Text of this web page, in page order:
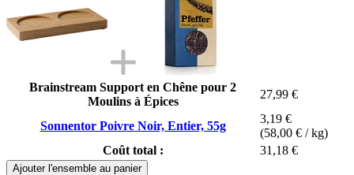
Brainstream Support en Chêne pour 2
Moulins à Épices
27,99 €
Sonnentor Poivre Noir, Entier, 55g
3,19 €
(58,00 € / kg)
Coût total :
31,18 €
Ajouter l'ensemble au panier